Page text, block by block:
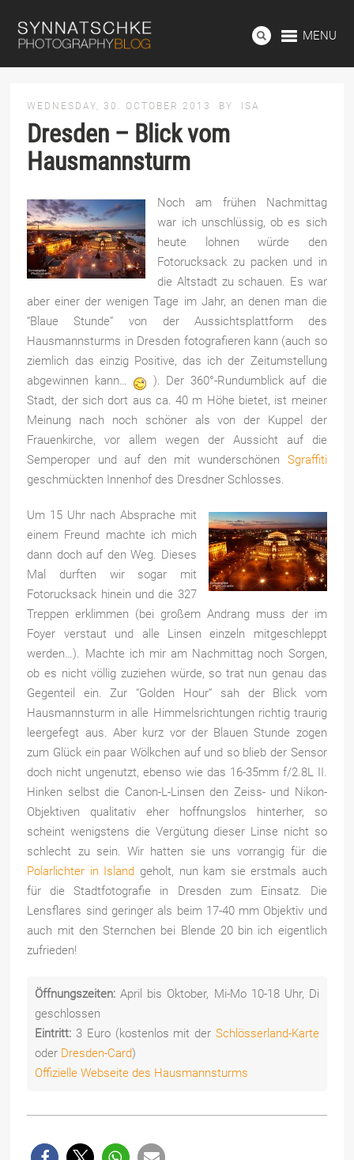
MENU
WEDNESDAY, 30. OCTOBER 2013 BY ISA
Dresden – Blick vom
Hausmannsturm
Noch am frühen Nachmittag
war ich unschlüssig, ob es sich
heute lohnen würde den
Fotorucksack zu packen und in
die Altstadt zu schauen. Es war
aber einer der wenigen Tage im Jahr, an denen man die
“Blaue Stunde” von der Aussichtsplattform des
Hausmannsturms in Dresden fotografieren kann (auch so
ziemlich das einzig Positive, das ich der Zeitumstellung
abgewinnen kann…
). Der 360°-Rundumblick auf die
Stadt, der sich dort aus ca. 40 m Höhe bietet, ist meiner
Meinung nach noch schöner als von der Kuppel der
Frauenkirche, vor allem wegen der Aussicht auf die
Semperoper und auf den mit wunderschönen Sgraffiti
geschmückten Innenhof des Dresdner Schlosses.
Um 15 Uhr nach Absprache mit
einem Freund machte ich mich
dann doch auf den Weg. Dieses
Mal durften wir sogar mit
Fotorucksack hinein und die 327
Treppen erklimmen (bei großem Andrang muss der im
Foyer verstaut und alle Linsen einzeln mitgeschleppt
werden…). Machte ich mir am Nachmittag noch Sorgen,
ob es nicht völlig zuziehen würde, so trat nun genau das
Gegenteil ein. Zur “Golden Hour” sah der Blick vom
Hausmannsturm in alle Himmelsrichtungen richtig traurig
leergefegt aus. Aber kurz vor der Blauen Stunde zogen
zum Glück ein paar Wölkchen auf und so blieb der Sensor
doch nicht ungenutzt, ebenso wie das 16-35mm f/2.8L II.
Hinken selbst die Canon-L-Linsen den Zeiss- und Nikon-
Objektiven qualitativ eher hoffnungslos hinterher, so
scheint wenigstens die Vergütung dieser Linse nicht so
schlecht zu sein. Wir hatten sie uns vorrangig für die
Polarlichter in Island geholt, nun kam sie erstmals auch
für die Stadtfotografie in Dresden zum Einsatz. Die
Lensflares sind geringer als beim 17-40 mm Objektiv und
auch mit den Sternchen bei Blende 20 bin ich eigentlich
zufrieden!
Öffnungszeiten: April bis Oktober, Mi-Mo 10-18 Uhr, Di
geschlossen
Eintritt: 3 Euro (kostenlos mit der Schlösserland-Karte
oder Dresden-Card)
Offizielle Webseite des Hausmannsturms